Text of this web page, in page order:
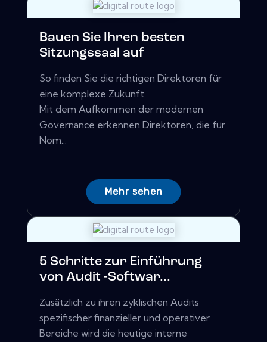
Bauen Sie Ihren besten
Sitzungssaal auf
So finden Sie die richtigen Direktoren für
eine komplexe Zukunft
Mit dem Aufkommen der modernen
Governance erkennen Direktoren, die für
Nom...
Mehr sehen
5 Schritte zur Einführung
von Audit -Softwar...
Zusätzlich zu ihren zyklischen Audits
spezifischer finanzieller und operativer
Bereiche wird die heutige interne